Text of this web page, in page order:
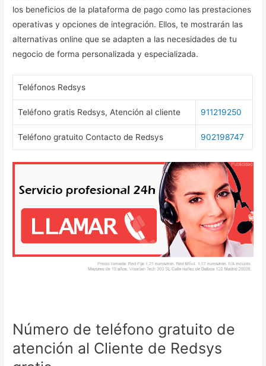
los beneficios de la plataforma de pago como las prestaciones
operativas y opciones de integración. Ellos, te mostrarán las
alternativas online que se adapten a las necesidades de tu
negocio de forma personalizada y especializada.
Teléfonos Redsys
Teléfono gratis Redsys, Atención al cliente 911219250
Teléfono gratuito Contacto de Redsys 902198747
Número de teléfono gratuito de
atención al Cliente de Redsys